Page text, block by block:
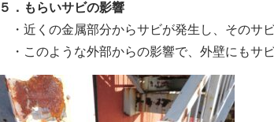
５．もらいサビの影響
・近くの金属部分からサビが発生し、そのサ
・このような外部からの影響で、外壁にもサ